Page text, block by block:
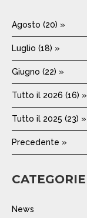
Agosto (20) »
Luglio (18) »
Giugno (22) »
Tutto il 2026 (16) »
Tutto il 2025 (23) »
Precedente »
CATEGORIE
News